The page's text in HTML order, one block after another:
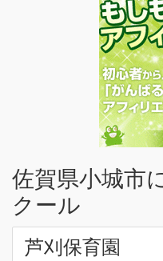
佐賀県小城市
クール
芦刈保育園